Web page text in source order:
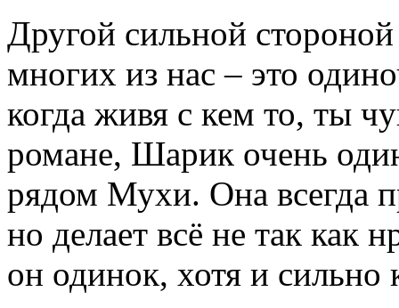
Другой сильной стороной
многих из нас – это
когда живя с кем то, ты
романе, Шарик очень
рядом Мухи. Она всегда
но делает всё не так как
он одинок, хотя и сильно